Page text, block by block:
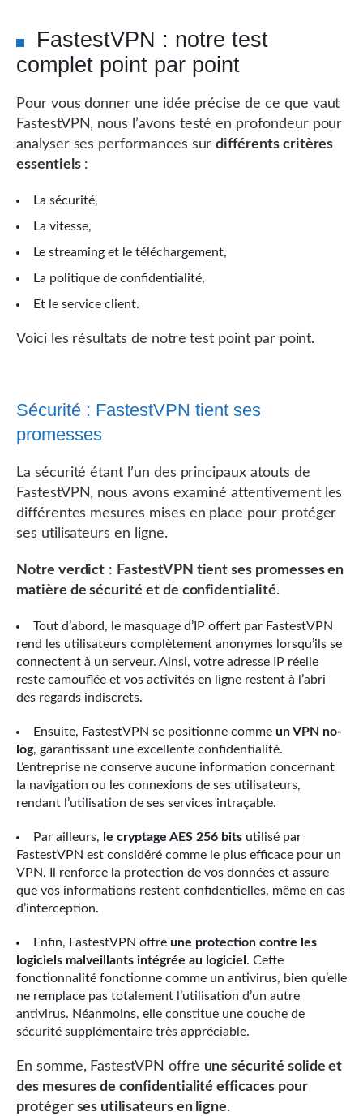
FastestVPN : notre test
complet point par point
Pour vous donner une idée précise de ce que vaut
FastestVPN, nous l’avons testé en profondeur pour
analyser ses performances surdifférents critères
essentiels:
La sécurité,
La vitesse,
Le streaming et le téléchargement,
La politique de confidentialité,
Et le service client.
Voici les résultats de notre test point par point.
Sécurité : FastestVPN tient ses
promesses
La sécurité étant l’un des principaux atouts de
FastestVPN, nous avons examiné attentivement les
différentes mesures mises en place pour protéger
ses utilisateurs en ligne.
Notre verdict : FastestVPN tient ses promesses en
matière de sécurité et de confidentialité.
Tout d’abord, le masquage d’IP offert par FastestVPN
rend les utilisateurs complètement anonymes lorsqu’ils se
connectent à un serveur. Ainsi, votre adresse IP réelle
reste camouflée et vos activités en ligne restent à l’abri
des regards indiscrets.
Ensuite, FastestVPN se positionne comme un VPN no-
log, garantissant une excellente confidentialité.
L’entreprise ne conserve aucune information concernant
la navigation ou les connexions de ses utilisateurs,
rendant l’utilisation de ses services intraçable.
Par ailleurs, le cryptage AES 256 bits utilisé par
FastestVPN est considéré comme le plus efficace pour un
VPN. Il renforce la protection de vos données et assure
que vos informations restent confidentielles, même en cas
d’interception.
Enfin, FastestVPN offre une protection contre les
logiciels malveillants intégrée au logiciel . Cette
fonctionnalité fonctionne comme un antivirus, bien qu’elle
ne remplace pas totalement l’utilisation d’un autre
antivirus. Néanmoins, elle constitue une couche de
sécurité supplémentaire très appréciable.
En somme, FastestVPN offre une sécurité solide et
des mesures de confidentialité efficaces pour
protéger ses utilisateurs en ligne.